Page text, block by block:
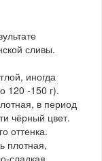
сливы.
иногда
120 -150 г).
в период
чёрный цвет.
оттенка.
плотная,
сладкая.